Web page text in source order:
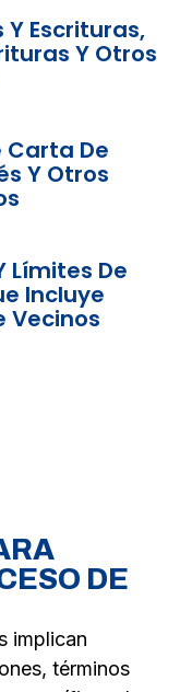
Escrituras,
Y Otros
Carta De
Y Otros
Límites De
Incluye
Vecinos
DE
implican
términos